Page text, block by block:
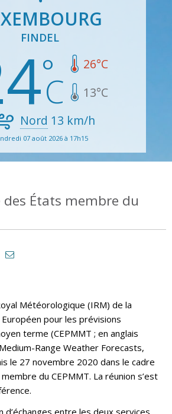
FINDEL
26°C
13°C
Nord 13 km/h
07 août 2026 à 17h15
États membre du
Météorologique (IRM) de la
pour les prévisions
terme (CEPMMT ; en anglais
Range Weather Forecasts,
le 27 novembre 2020 dans le cadre
du CEPMMT. La réunion s’est
entre les deux services